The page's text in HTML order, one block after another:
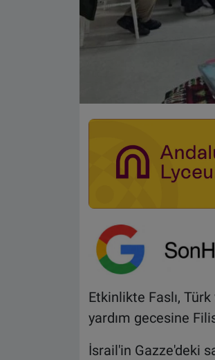
Etkinlikte Faslı,
yardım gecesine
İsrail'in Gazze'deki